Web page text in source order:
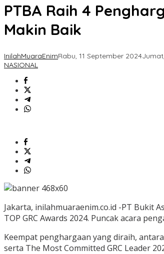
PTBA Raih 4
Makin Baik
InilahMuaraEnimRabu, 11 September 2024
NASIONAL
Jakarta, inilahmuaraenim.co.id -PT Bukit
TOP GRC Awards 2024. Puncak acara
Keempat penghargaan yang diraih,
serta The Most Committed GRC Leader